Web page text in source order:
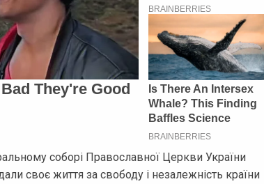
соборі Православної Церкви України
своє життя за свободу і незалежність країни